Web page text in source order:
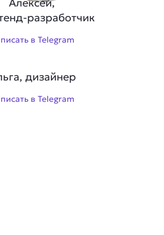
Алексей,
разработчик
в Telegram
дизайнер
в Telegram